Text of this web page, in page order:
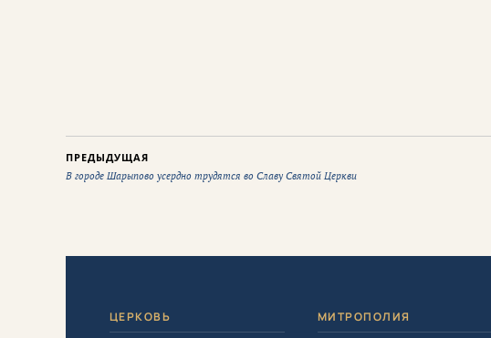
ПРЕДЫДУЩАЯ
В городе Шарыпово усердно трудятся во Славу Святой Церкви
ЦЕРКОВЬ МИТРОПОЛИЯ